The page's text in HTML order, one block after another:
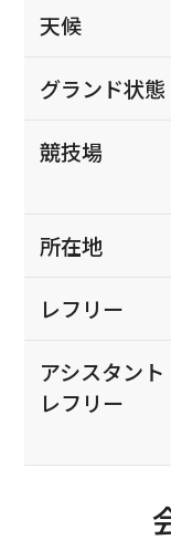
天候
グランド状態
競技場
所在地
レフリー
アシスタント
レフリー